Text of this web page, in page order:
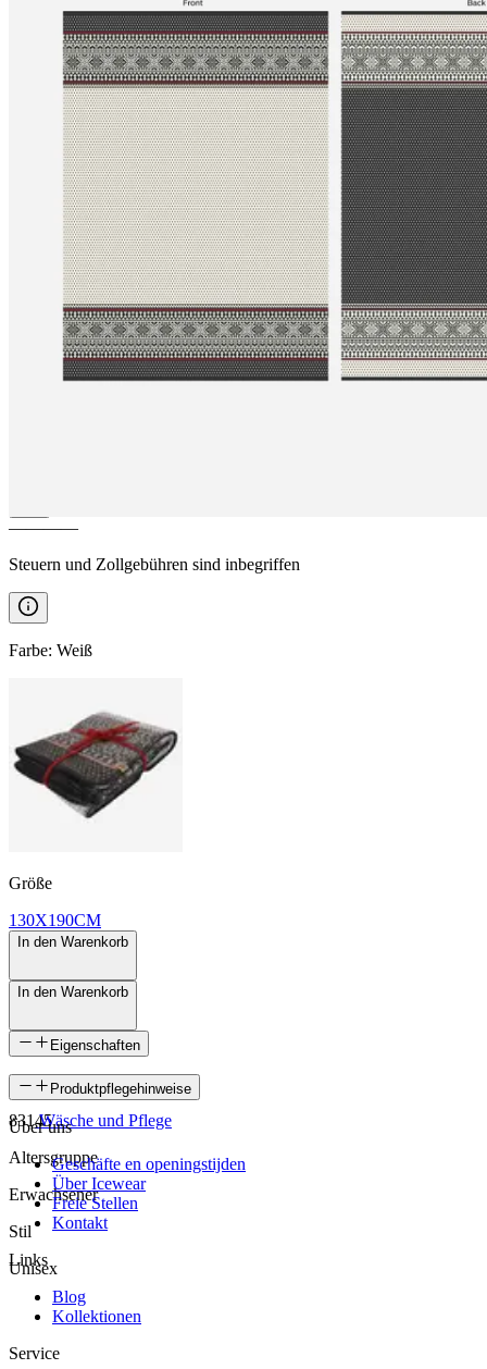
ÞYRNIRÓSWolldecke im
————
Steuern und Zollgebühren sind inbegriffen
Farbe: Weiß
Größe
130X190CM
In den Warenkorb
In den Warenkorb
Eigenschaften
SKU
83145
Altersgruppe
Erwachsener
Stil
Unisex
Produktpflegehinweise
Wäsche und Pflege
Über uns
Geschäfte en openingstijden
Über Icewear
Freie Stellen
Kontakt
Links
Blog
Kollektionen
Service